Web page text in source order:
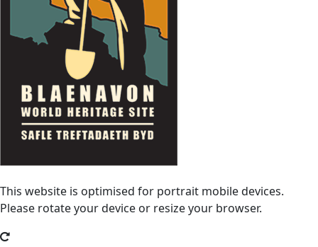
This website is optimised for portrait mobile devices.
Please rotate your device or resize your browser.